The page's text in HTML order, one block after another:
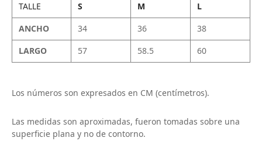
TALLE S M
L
ANCHO
34 36
38
LARGO
57 58.5 60
Los números son expresados en CM (centímetros).
Las medidas son aproximadas, fueron tomadas sobre una
superficie plana y no de contorno.